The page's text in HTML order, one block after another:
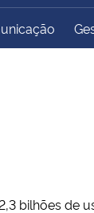
da
bilhões de